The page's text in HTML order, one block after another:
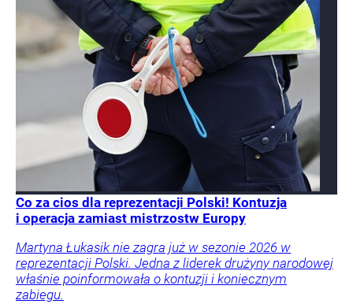
Co za cios dla reprezentacji Polski! Kontuzja
i operacja zamiast mistrzostw Europy
Martyna Łukasik nie zagra już w sezonie 2026 w
reprezentacji Polski. Jedna z liderek drużyny narodowej
właśnie poinformowała o kontuzji i koniecznym
zabiegu.